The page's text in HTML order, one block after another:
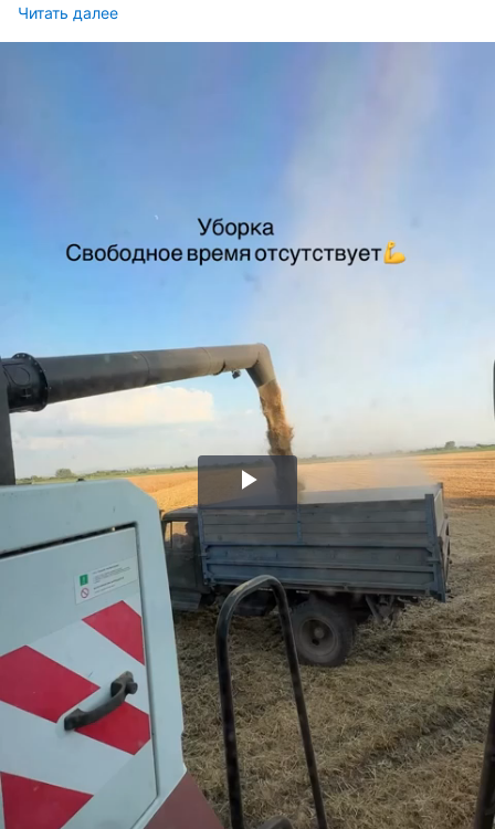
Читать далее
Воспроизвести
видео